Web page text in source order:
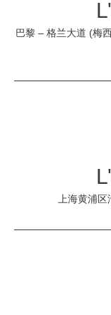
巴黎 – 格兰大道 (梅
上海黄浦区